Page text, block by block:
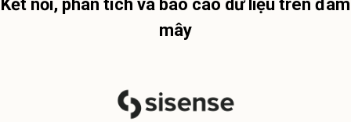
Kết nối, phân tích và báo cáo dữ liệu trên đám
mây